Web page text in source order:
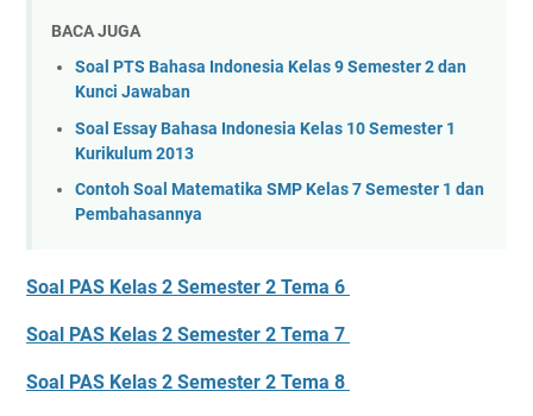
BACA JUGA
Soal PTS Bahasa Indonesia Kelas 9 Semester 2 dan
Kunci Jawaban
Soal Essay Bahasa Indonesia Kelas 10 Semester 1
Kurikulum 2013
Contoh Soal Matematika SMP Kelas 7 Semester 1 dan
Pembahasannya
Soal PAS Kelas 2 Semester 2 Tema 6
Soal PAS Kelas 2 Semester 2 Tema 7
Soal PAS Kelas 2 Semester 2 Tema 8